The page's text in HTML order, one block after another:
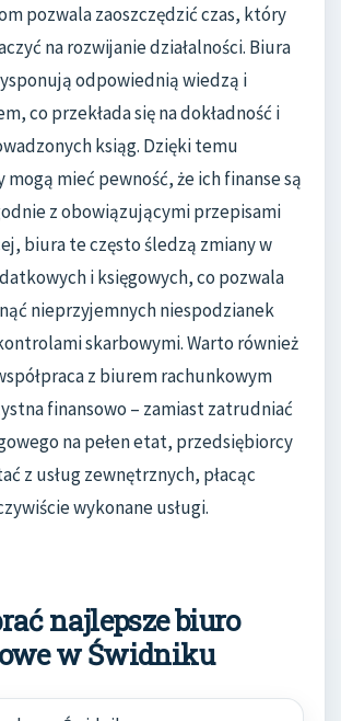
pozwala zaoszczędzić czas, który
na rozwijanie działalności. Biura
odpowiednią wiedzą i
co przekłada się na dokładność i
ksiąg. Dzięki temu
mieć pewność, że ich finanse są
z obowiązującymi przepisami
biura te często śledzą zmiany w
i księgowych, co pozwala
nieprzyjemnych niespodzianek
skarbowymi. Warto również
z biurem rachunkowym
finansowo – zamiast zatrudniać
na pełen etat, przedsiębiorcy
z usług zewnętrznych, płacąc
wykonane usługi.
najlepsze biuro
w Świdniku